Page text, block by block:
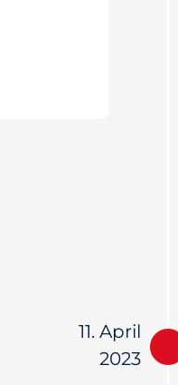
11. April
2023